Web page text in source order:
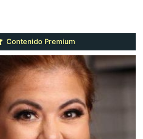
Contenido Premium